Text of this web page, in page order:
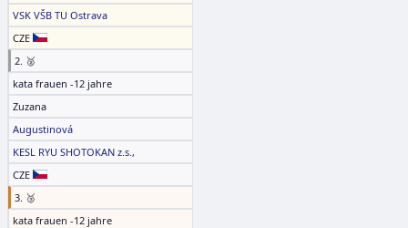
VSK VŠB TU Ostrava
CZE
2. 🥈
kata frauen -12 jahre
Zuzana
Augustinová
KESL RYU SHOTOKAN z.s.,
CZE
3. 🥉
kata frauen -12 jahre